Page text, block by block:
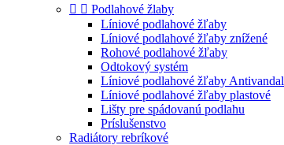
  Podlahové žlaby
Líniové podlahové žľaby
Líniové podlahové žľaby znížené
Rohové podlahové žľaby
Odtokový systém
Líniové podlahové žľaby Antivandal
Líniové podlahové žľaby plastové
Lišty pre spádovanú podlahu
Príslušenstvo
Radiátory rebríkové